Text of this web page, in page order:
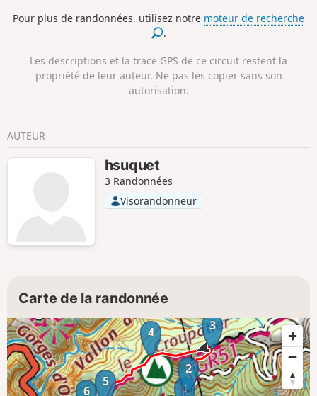
Pour plus de randonnées, utilisez notre moteur de recherche
.
Les descriptions et la trace GPS de ce circuit restent la
propriété de leur auteur. Ne pas les copier sans son
autorisation.
AUTEUR
hsuquet
3 Randonnées
Visorandonneur
Carte de la randonnée
1
2
3
4
5
6